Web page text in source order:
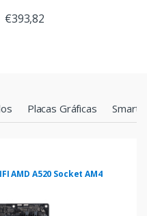
€393,82
Placas Gráficas
AMD A520 Socket AM4